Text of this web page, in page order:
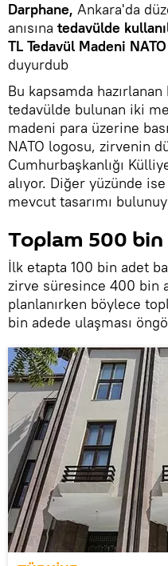
Darphane, Ankara'da
anısına tedavülde
TL Tedavül Madeni
duyurdub
Bu kapsamda hazırlanan
tedavülde bulunan iki
madeni para üzerine
NATO logosu, zirvenin
Cumhurbaşkanlığı
alıyor. Diğer yüzünde
mevcut tasarımı
Toplam 500 bin
İlk etapta 100 bin adet
zirve süresince 400 bin
planlanırken böylece
bin adede ulaşması